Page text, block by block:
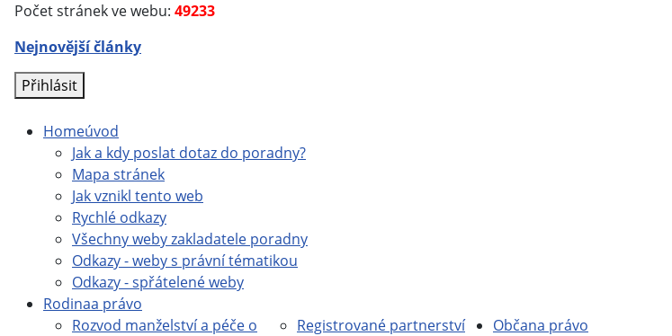
Počet stránek ve webu: 49233
Nejnovější články
Přihlásit
Homeúvod
Jak a kdy poslat dotaz do poradny?
Mapa stránek
Jak vznikl tento web
Rychlé odkazy
Všechny weby zakladatele poradny
Odkazy - weby s právní tématikou
Odkazy - spřátelené weby
Rodinaa právo
Rozvod manželství a péče o
Registrované partnerství
Občana právo